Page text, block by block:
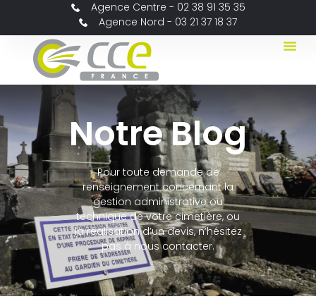
Agence Centre - 02 38 91 35 35
Agence Nord - 03 21 37 18 37
Notre Blog
Pour toute demande de
renseignement concernant la
gestion administrative ou
technique de votre cimetière, ou
la réalisation d’un devis, n’hésitez
pas à nous contacter.